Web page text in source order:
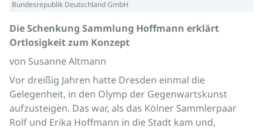
Bundesrepublik Deutschland GmbH
Die Schenkung Sammlung Hoffmann erklärt
Ortlosigkeit zum Konzept
von Susanne Altmann
Vor dreißig Jahren hatte Dresden einmal die
Gelegenheit, in den Olymp der Gegenwartskunst
aufzusteigen. Das war, als das Kölner Sammlerpaar
Rolf und Erika Hoffmann in die Stadt kam und,